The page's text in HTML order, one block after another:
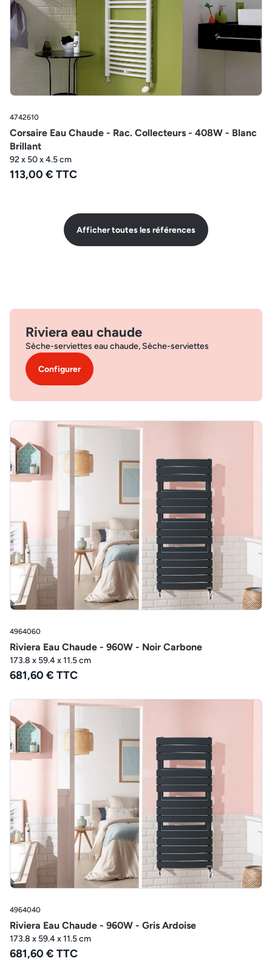
4742610
Corsaire Eau Chaude - Rac. Collecteurs - 408W - Blanc
Brillant
92 x 50 x 4.5 cm
113,00 € TTC
Afficher toutes les références
Riviera eau chaude
Sèche-serviettes eau chaude, Sèche-serviettes
Configurer
4964060
Riviera Eau Chaude - 960W - Noir Carbone
173.8 x 59.4 x 11.5 cm
681,60 € TTC
4964040
Riviera Eau Chaude - 960W - Gris Ardoise
173.8 x 59.4 x 11.5 cm
681,60 € TTC